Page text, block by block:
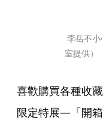
室提供）
喜歡購買各種收
限定特展—「開